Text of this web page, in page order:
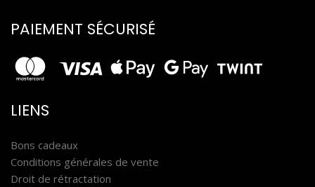
PAIEMENT SÉCURISÉ
LIENS
Bons cadeaux
Conditions générales de vente
Droit de rétractation